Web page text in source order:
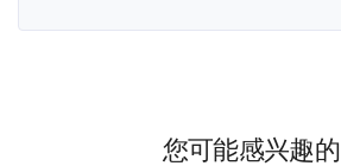
您可能感兴趣的